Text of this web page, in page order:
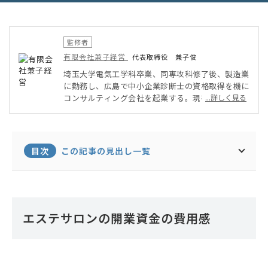
監修者
有限会社兼子経営 代表取締役 兼子俊
埼玉大学電気工学科卒業、同専攻科修了後、製造業
に勤務し、広島で中小企業診断士の資格取得を機に
コンサルティング会社を起業する。現在起業より2
初独立の目標であった経営・事業支援を中心に事業
活動をはじめ現在に至る。この間広島中小企業診断
協会の理事、専務理事、現中小企業基盤整備機構の
をのこす。経済産業省中国経済産業局、財務省中国
...詳しく見る
目次 この記事の見出し一覧
エステサロンの開業資金の費用感